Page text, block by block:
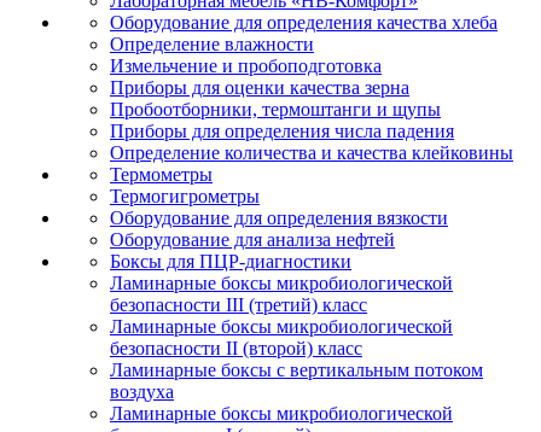
Оборудование для определения качества хлеба
Определение влажности
Измельчение и пробоподготовка
Приборы для оценки качества зерна
Пробоотборники, термоштанги и щупы
Приборы для определения числа падения
Определение количества и качества клейковины
Термометры
Термогигрометры
Оборудование для определения вязкости
Оборудование для анализа нефтей
Боксы для ПЦР-диагностики
Ламинарные боксы микробиологической
безопасности III (третий) класс
Ламинарные боксы микробиологической
безопасности II (второй) класс
Ламинарные боксы с вертикальным потоком
воздуха
Ламинарные боксы микробиологической